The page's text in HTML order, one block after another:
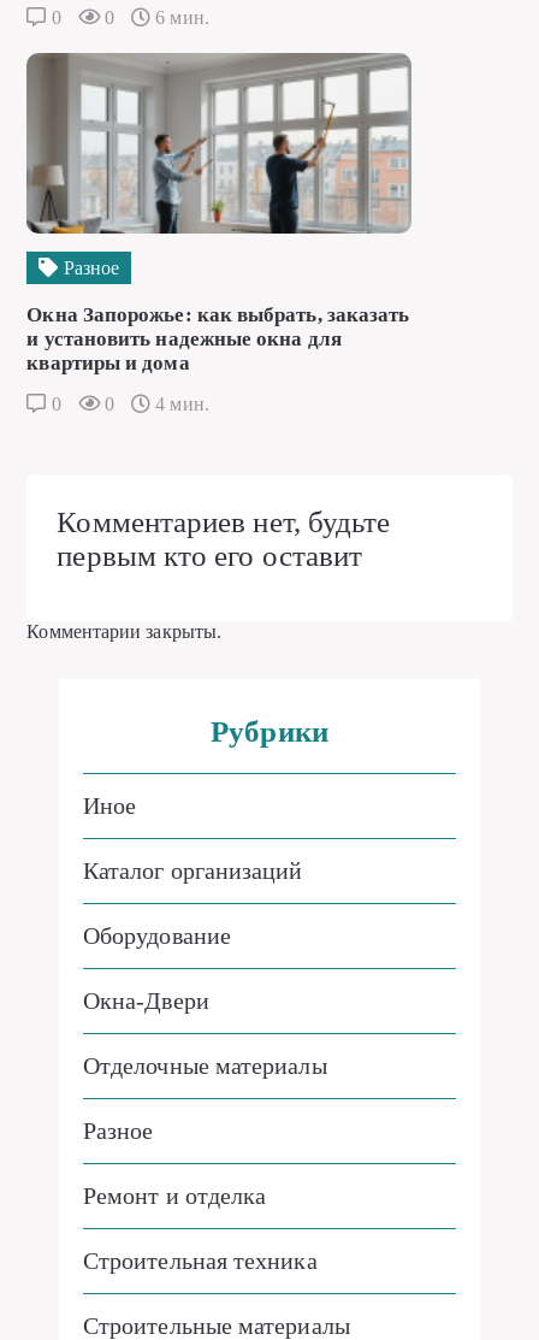
0 0 6 мин.
Разное
Окна Запорожье: как выбрать, заказать
и установить надежные окна для
квартиры и дома
0 0 4 мин.
Комментариев нет, будьте
первым кто его оставит
Комментарии закрыты.
Рубрики
Иное
Каталог организаций
Оборудование
Окна-Двери
Отделочные материалы
Разное
Ремонт и отделка
Строительная техника
Строительные материалы